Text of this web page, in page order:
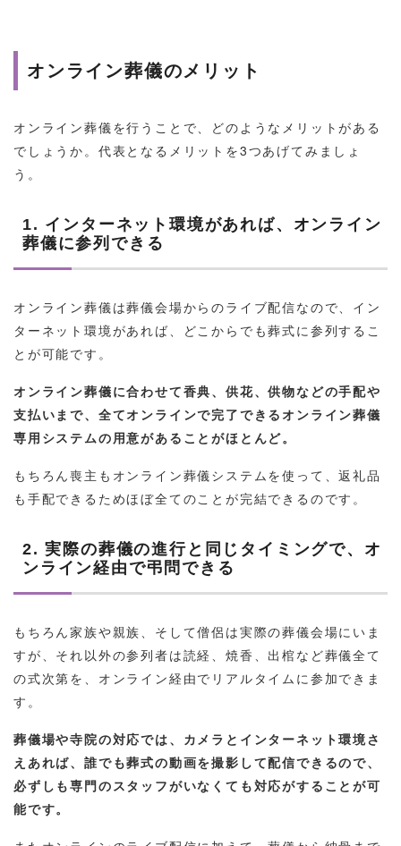
オンライン葬儀のメリット
オンライン葬儀を行うことで、どのようなメリットがある
でしょうか。代表となるメリットを3つあげてみましょ
う。
1. インターネット環境があれば、オンライン
葬儀に参列できる
オンライン葬儀は葬儀会場からのライブ配信なので、イン
ターネット環境があれば、どこからでも葬式に参列するこ
とが可能です。
オンライン葬儀に合わせて香典、供花、供物などの手配や
支払いまで、全てオンラインで完了できるオンライン葬儀
専用システムの用意があることがほとんど。
もちろん喪主もオンライン葬儀システムを使って、返礼品
も手配できるためほぼ全てのことが完結できるのです。
2. 実際の葬儀の進行と同じタイミングで、オ
ンライン経由で弔問できる
もちろん家族や親族、そして僧侶は実際の葬儀会場にいま
すが、それ以外の参列者は読経、焼香、出棺など葬儀全て
の式次第を、オンライン経由でリアルタイムに参加できま
す。
葬儀場や寺院の対応では、カメラとインターネット環境さ
えあれば、誰でも葬式の動画を撮影して配信できるので、
必ずしも専門のスタッフがいなくても対応がすることが可
能です。